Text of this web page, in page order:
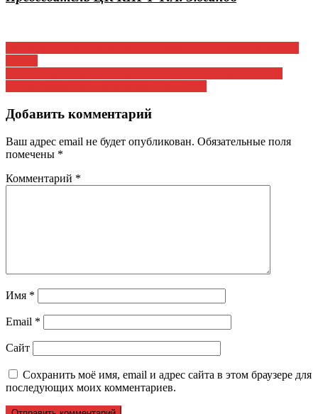
Навигация
по
записям
Добавить комментарий
Ваш адрес email не будет опубликован. Обязательные поля
помечены *
Комментарий *
Имя *
Email *
Сайт
Сохранить моё имя, email и адрес сайта в этом браузере для
последующих моих комментариев.